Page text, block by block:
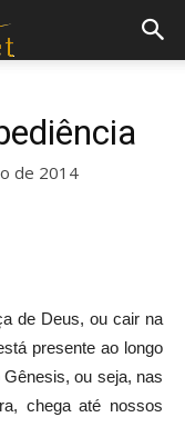
de 2014
de Deus, ou cair na
presente ao longo
ou seja, nas
chega até nossos